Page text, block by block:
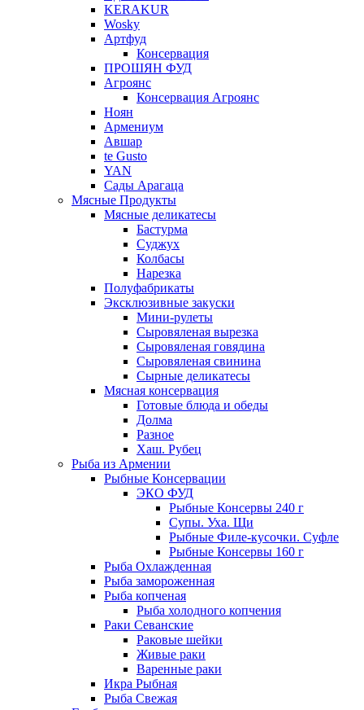
KERAKUR
Wosky
Артфуд
Консервация
ПРОШЯН ФУД
Агроянс
Консервация Агроянс
Ноян
Армениум
Авшар
te Gusto
YAN
Сады Арагаца
Мясные Продукты
Мясные деликатесы
Бастурма
Суджух
Колбасы
Нарезка
Полуфабрикаты
Эксклюзивные закуски
Мини-рулеты
Сыровяленая вырезка
Сыровяленая говядина
Сыровяленая свинина
Сырные деликатесы
Мясная консервация
Готовые блюда и обеды
Долма
Разное
Хаш. Рубец
Рыба из Армении
Рыбные Консервации
ЭКО ФУД
Рыбные Консервы 240 г
Супы. Уха. Щи
Рыбные Филе-кусочки. Суфле
Рыбные Консервы 160 г
Рыба Охлажденная
Рыба замороженная
Рыба копченая
Рыба холодного копчения
Раки Севанские
Раковые шейки
Живые раки
Варенные раки
Икра Рыбная
Рыба Свежая